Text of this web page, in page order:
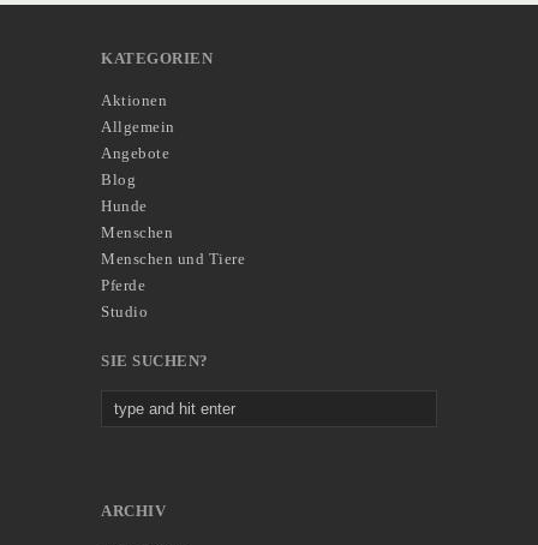
KATEGORIEN
Aktionen
Allgemein
Angebote
Blog
Hunde
Menschen
Menschen und Tiere
Pferde
Studio
SIE SUCHEN?
ARCHIV